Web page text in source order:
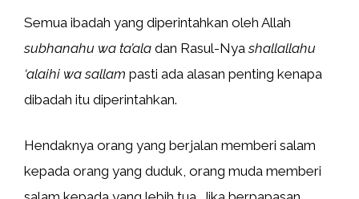
Semua ibadah yang diperintahkan oleh Allah
subhanahu wa ta’ala dan Rasul-Nyashallallahu
‘alaihi wa sallam pasti ada alasan penting kenapa
dibadah itu diperintahkan.
Hendaknya orang yang berjalan memberi salam
kepada orang yang duduk, orang muda memberi